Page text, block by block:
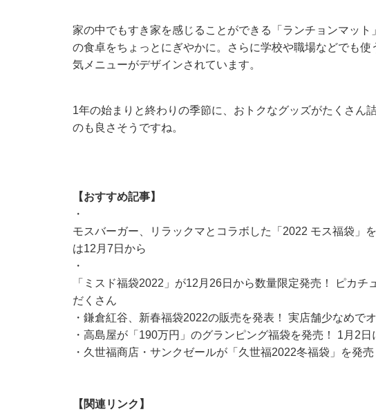
家の中でもすき家を感じることができる「ランチョンマッ
の食卓をちょっとにぎやかに。さらに学校や職場などでも
気メニューがデザインされています。
1年の始まりと終わりの季節に、おトクなグッズがたくさん
のも良さそうですね。
【おすすめ記事】
・
モスバーガー、リラックマとコラボした「2022 モス福袋」
は12月7日から
・
「ミスド福袋2022」が12月26日から数量限定発売！ ピカチ
だくさん
・ 鎌倉紅谷、新春福袋2022の販売を発表！ 実店舗少なめで
・ 高島屋が「190万円」のグランピング福袋を発売！ 1月2日
・ 久世福商店・サンクゼールが「久世福2022冬福袋」を発
【関連リンク】